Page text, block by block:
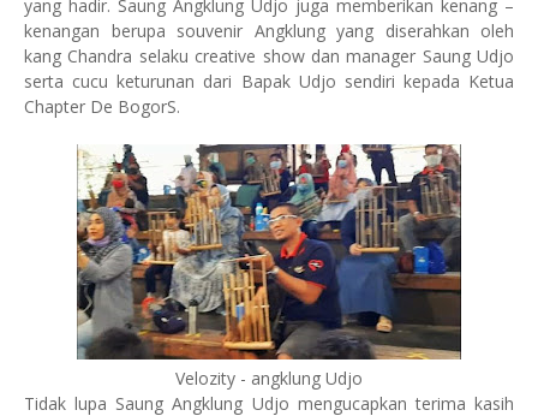
yang hadir. Saung Angklung Udjo juga memberikan kenang –
kenangan berupa souvenir Angklung yang diserahkan oleh
kang Chandra selaku creative show dan manager Saung Udjo
serta cucu keturunan dari Bapak Udjo sendiri kepada Ketua
Chapter De BogorS.
Velozity - angklung Udjo
Tidak lupa Saung Angklung Udjo mengucapkan terima kasih